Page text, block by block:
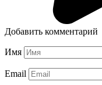
Добавить комментарий
Имя
Email